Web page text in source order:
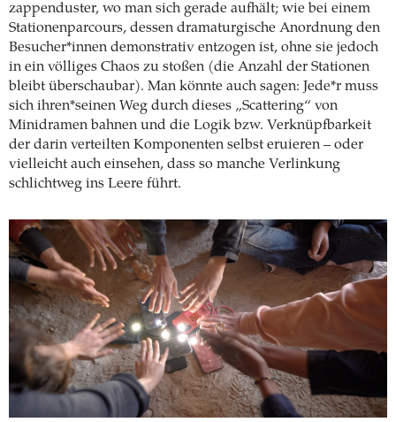
zappenduster, wo man sich gerade aufhält; wie bei einem
Stationenparcours, dessen dramaturgische Anordnung den
Besucher*innen demonstrativ entzogen ist, ohne sie jedoch
in ein völliges Chaos zu stoßen (die Anzahl der Stationen
bleibt überschaubar). Man könnte auch sagen: Jede*r muss
sich ihren*seinen Weg durch dieses „Scattering“ von
Minidramen bahnen und die Logik bzw. Verknüpfbarkeit
der darin verteilten Komponenten selbst eruieren – oder
vielleicht auch einsehen, dass so manche Verlinkung
schlichtweg ins Leere führt.